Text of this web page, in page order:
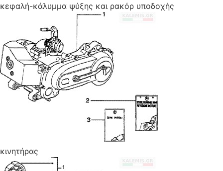
κεφαλή-κάλυμμα ψύξης και ρακόρ υποδοχής
κινητήρας